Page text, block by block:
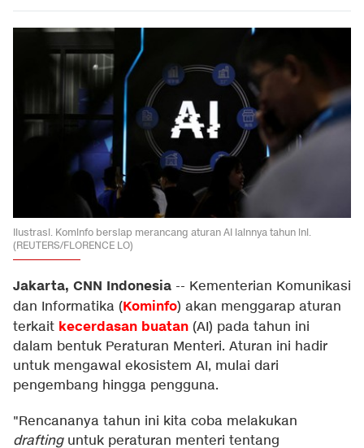
Ilustrasi. Kominfo bersiap merancang aturan AI lainnya tahun ini.
(REUTERS/FLORENCE LO)
Jakarta, CNN Indonesia -- Kementerian Komunikasi
dan Informatika (Kominfo) akan menggarap aturan
terkait kecerdasan buatan (AI) pada tahun ini
dalam bentuk Peraturan Menteri. Aturan ini hadir
untuk mengawal ekosistem AI, mulai dari
pengembang hingga pengguna.
"Rencananya tahun ini kita coba melakukan
draftinguntuk peraturan menteri tentang